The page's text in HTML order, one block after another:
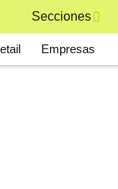
Secciones
Empresas